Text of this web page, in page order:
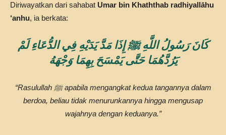
Diriwayatkan dari sahabat Umar bin Khaththab radhiyallāhu
‘anhu, ia berkata:
كَانَ رَسُولُ اللَّهِ ﷺ إِذَا مَدَّ يَدَيْهِ فِي الدُّعَاءِ لَمْ
يَرُدَّهُمَا حَتَّى يَمْسَحَ بِهِمَا وَجْهَهُ
“Rasulullah ﷺ apabila mengangkat kedua tangannya dalam
berdoa, beliau tidak menurunkannya hingga mengusap
wajahnya dengan keduanya.”